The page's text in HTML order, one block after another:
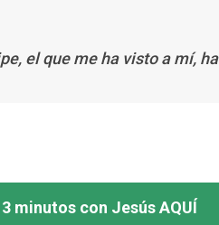
el que me ha visto a mí,
minutos con Jesús AQUÍ